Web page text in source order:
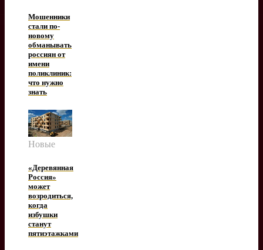
Мошенники
стали по-
новому
обманывать
россиян от
имени
поликлиник:
что нужно
знать
Новые
«Деревянная
Россия»
может
возродиться,
когда
избушки
станут
пятиэтажками